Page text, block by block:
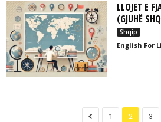
LLOJET E
(GJUHË
Shqip
English For
1 2 3